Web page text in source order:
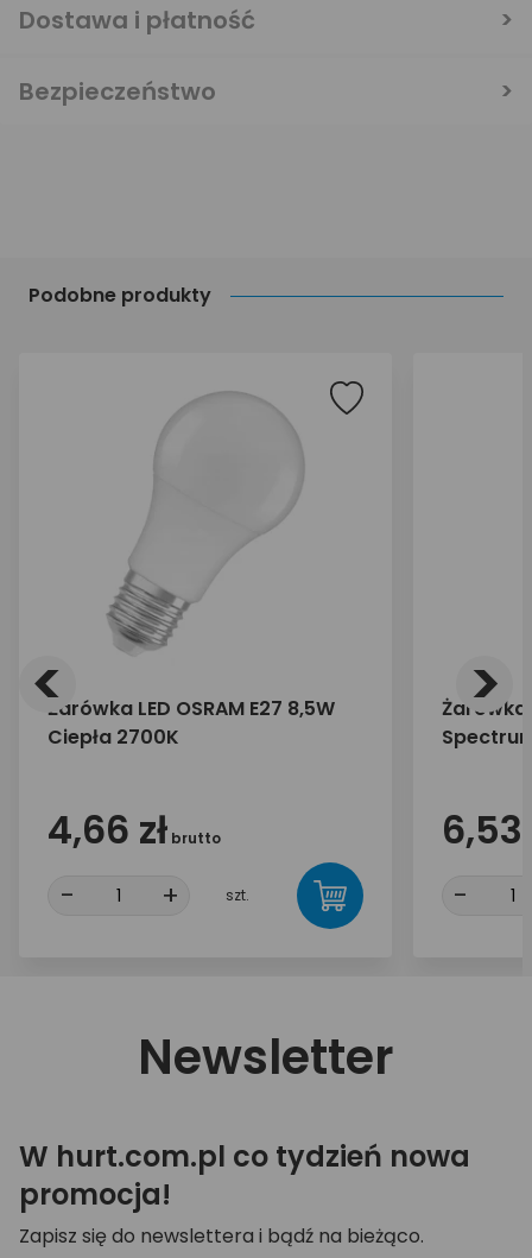
Podobne produkty
Żarówka LED OSRAM E27 8,5W
Ciepła 2700K
4,66 zł brutto
- + szt.
Żarówka
6,53
-
< >
Dostawa i płatność
Bezpieczeństwo
Newsletter
W hurt.com.pl co tydzień nowa
promocja!
Zapisz się do newslettera i bądź na bieżąco.